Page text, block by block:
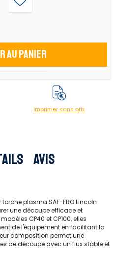
au panier
Imprimer sans prix
Avis
plasma SAF-FRO Lincoln
une découpe efficace et
CP40 et CP100, elles
de l'équipement en facilitant la
composition permet une
de découpe avec un flux stable et